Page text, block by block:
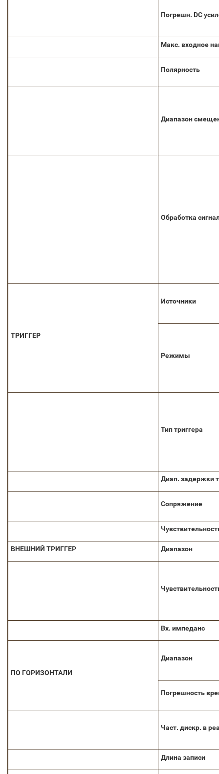
Погрешн. DC
Макс. входное
Полярность
Диапазон
Обработка
ТРИГГЕР
Источники
Режимы
Тип триггера
Диап. задержки
Сопряжение
ВНЕШНИЙ ТРИГГЕР Диапазон
Вх. импеданс
ПО ГОРИЗОНТАЛИ
Диапазон
Погрешность
Част. дискр. в
Длина записи